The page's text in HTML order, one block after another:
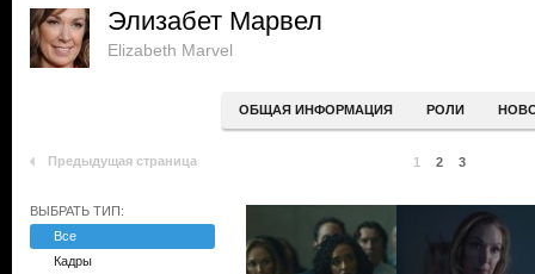
Элизабет Марвел
Elizabeth Marvel
ОБЩАЯ ИНФОРМАЦИЯ РОЛИ
Предыдущая страница 1 2 3
ВЫБРАТЬ ТИП:
Все
Кадры